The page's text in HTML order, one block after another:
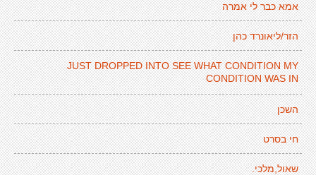
אמא כבר לי אמרה
הזר/ליאונרד כהן
JUST DROPPED INTO SEE WHAT CONDITION MY
CONDITION WAS IN
השכן
חי בסרט
שאול,מלכי.